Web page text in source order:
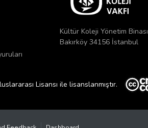
Kültür Koleji Yönetim Binası
Bakırköy 34156 İstanbul
Lisansı ile lisanslanmıştır.